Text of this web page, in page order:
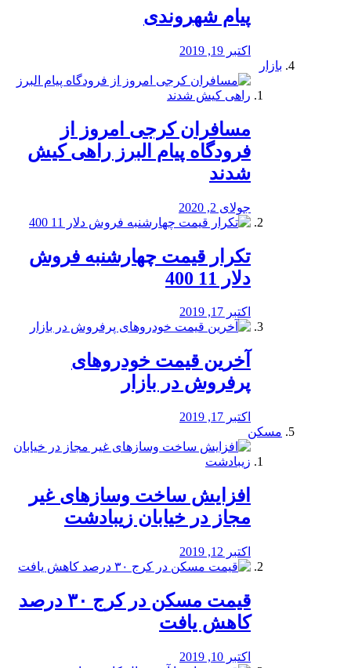
پیام شهروندی
اکتبر 19, 2019
بازار
مسافران کرجی امروز از
فرودگاه پیام البرز راهی کیش
شدند
جولای 2, 2020
تکرار قیمت چهارشنبه فروش
دلار 11 400
اکتبر 17, 2019
آخرین قیمت خودرو‌های
پرفروش در بازار
اکتبر 17, 2019
مسکن
افزایش ساخت وسازهای غیر
مجاز در خیابان زیبادشت
اکتبر 12, 2019
️قیمت مسکن در کرج ۳۰ درصد
کاهش یافت
اکتبر 10, 2019